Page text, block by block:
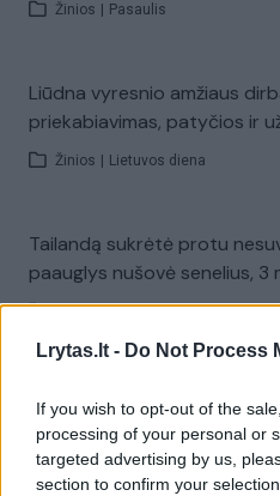
Lrytas.lt - Do Not Process
If you wish to opt-out of the
processing of your personal or
targeted advertising by us,
section to confirm your
Žinios Pasaulis
Liūdna vyresnio amžiaus
priekabiavimas, patyčios ir
Žinios Lietuvos diena
Tailandą sukrėtė protu
paauglys nušovė senelius,
Žinios | Pasaulis
apgynė čempionų vardą
Žinios Lietuvos diena